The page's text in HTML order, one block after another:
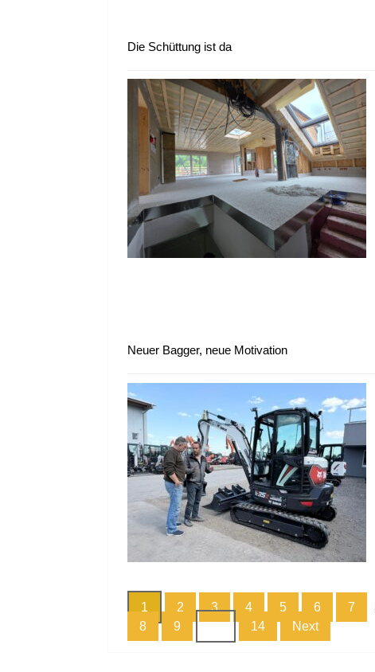
Die Schüttung ist da
Neuer Bagger, neue Motivation
1 2 3 4 5 6
7
8
9 … 14 Next